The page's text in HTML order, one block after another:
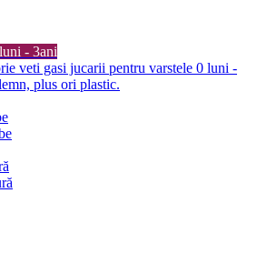
- 3ani
veti gasi jucarii pentru varstele 0 luni -
plus ori plastic.